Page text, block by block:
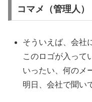
コマメ（管理人）
そういえば、会社
このロゴが入って
いったい、何のメ
明日、会社で聞い